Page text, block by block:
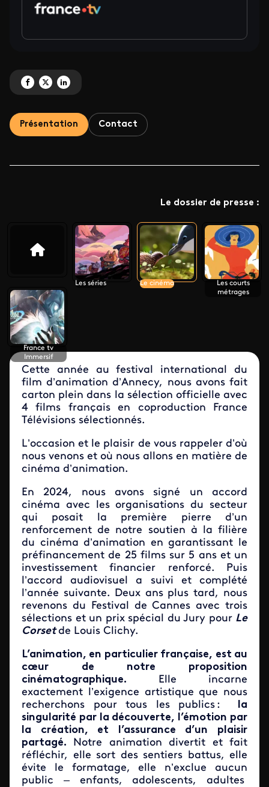
Partagez 'Line up : Cinéma' sur Facebook
Partagez 'Line up : Cinéma' sur X
Partagez 'Line up : Cinéma' sur LinkedIn
Présentation Contact
Le dossier de presse :
Les séries Le cinéma
Les courts
métrages
France tv
Immersif
Cette année au festival international du
film d’animation d’Annecy, nous avons fait
carton plein dans la sélection officielle avec
4 films français en coproduction France
Télévisions sélectionnés.
L’occasion et le plaisir de vous rappeler d’où
nous venons et où nous allons en matière de
cinéma d’animation.
En 2024, nous avons signé un accord
cinéma avec les organisations du secteur
qui posait la première pierre d’un
renforcement de notre soutien à la filière
du cinéma d’animation en garantissant le
préfinancement de 25 films sur 5 ans et un
investissement financier renforcé. Puis
l’accord audiovisuel a suivi et complété
l’année suivante. Deux ans plus tard, nous
revenons du Festival de Cannes avec trois
sélections et un prix spécial du Jury pour Le
Corset de Louis Clichy.
L’animation, en particulier française, est au
cœur de notre proposition
cinématographique. Elle incarne
exactement l’exigence artistique que nous
recherchons pour tous les publics : la
singularité par la découverte, l’émotion par
la création, et l’assurance d’un plaisir
partagé. Notre animation divertit et fait
réfléchir, elle sort des sentiers battus, elle
évite le formatage, elle n’exclue aucun
public – enfants, adolescents, adultes